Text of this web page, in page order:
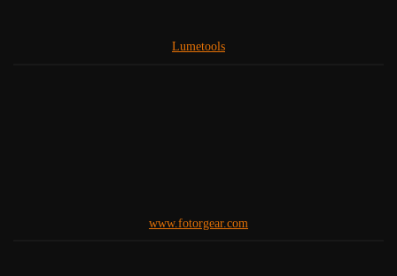
Lumetools
www.fotorgear.com